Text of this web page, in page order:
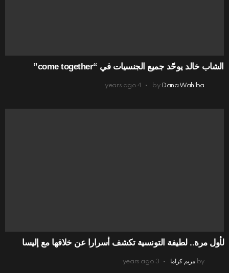
الشاب خالد يوحّد جميع الجنسيات في “come together”
by Dana Wahiba
4 years ago
لأول مرة.. لطيفة التونسية تكشف أسرارا عن خلافها مع إليسا
by مريم كراما 3 years ago